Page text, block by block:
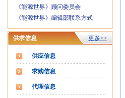
《能源世界》顾问委员会
《能源世界》编辑部联系方式
供求信息 更多>>
供应信息
求购信息
代理信息